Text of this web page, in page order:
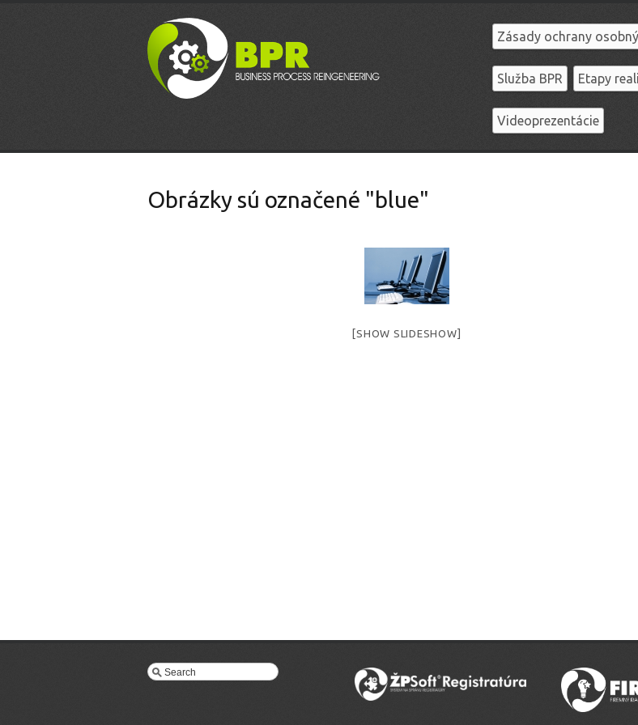
Zásady ochrany
Služba BPR Etapy
Videoprezentácie
Obrázky sú označené "blue"
[SHOW SLIDESHOW]